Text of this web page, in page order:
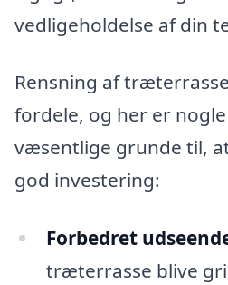
vedligeholdelse af din
Rensning af
fordele, og her er
væsentlige grunde til,
god investering:
Forbedret
træterrasse blive